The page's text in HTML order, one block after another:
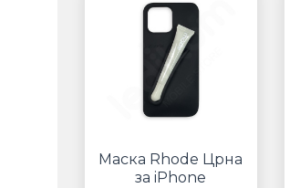
Маска Rhode Црна
за iPhone